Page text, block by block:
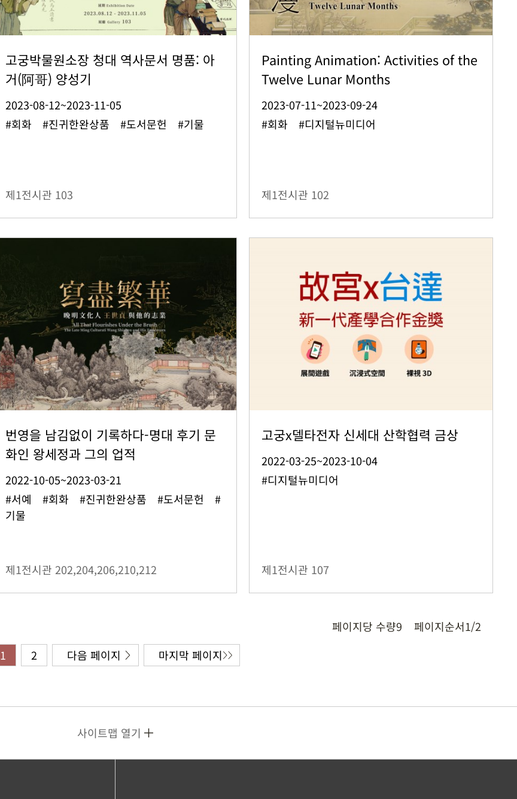
고궁박물원소장 청대 역사문서 명품: 아
거(阿哥) 양성기
2023-08-12~2023-11-05
#회화 #진귀한완상품 #도서문헌 #기물
제1전시관 103
Painting Animation: Activities of the
Twelve Lunar Months
2023-07-11~2023-09-24
#회화 #디지털뉴미디어
제1전시관 102
번영을 남김없이 기록하다-명대 후기 문
화인 왕세정과 그의 업적
2022-10-05~2023-03-21
#서예 #회화 #진귀한완상품 #도서문헌 #
기물
제1전시관 202,204,206,210,212
고궁x델타전자 신세대 산학협력 금상
2022-03-25~2023-10-04
#디지털뉴미디어
제1전시관 107
페이지당 수량9 페이지순서1/2
1
2 다음 페이지 마지막 페이지
사이트맵 열기